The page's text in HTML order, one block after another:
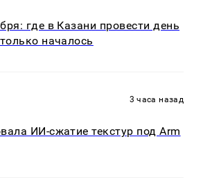
где в Казани провести день
началось
3 часа назад
ИИ-сжатие текстур под Arm